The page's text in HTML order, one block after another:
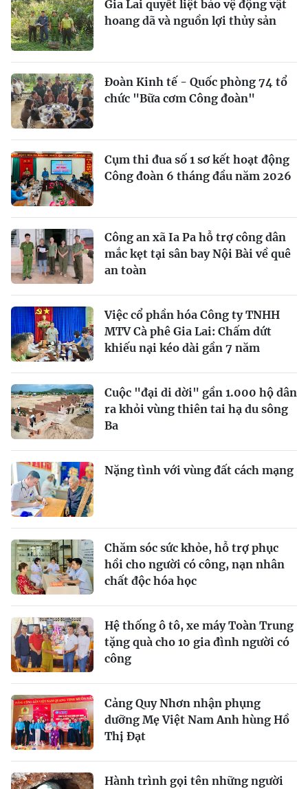
Gia Lai quyết liệt bảo vệ động vật
hoang dã và nguồn lợi thủy sản
Đoàn Kinh tế - Quốc phòng 74 tổ
chức "Bữa cơm Công đoàn"
Cụm thi đua số 1 sơ kết hoạt động
Công đoàn 6 tháng đầu năm 2026
Công an xã Ia Pa hỗ trợ công dân
mắc kẹt tại sân bay Nội Bài về quê
an toàn
Việc cổ phần hóa Công ty TNHH
MTV Cà phê Gia Lai: Chấm dứt
khiếu nại kéo dài gần 7 năm
Cuộc "đại di dời" gần 1.000 hộ dân
ra khỏi vùng thiên tai hạ du sông
Ba
Nặng tình với vùng đất cách mạng
Chăm sóc sức khỏe, hỗ trợ phục
hồi cho người có công, nạn nhân
chất độc hóa học
Hệ thống ô tô, xe máy Toàn Trung
tặng quà cho 10 gia đình người có
công
Cảng Quy Nhơn nhận phụng
dưỡng Mẹ Việt Nam Anh hùng Hồ
Thị Đạt
Hành trình gọi tên những người